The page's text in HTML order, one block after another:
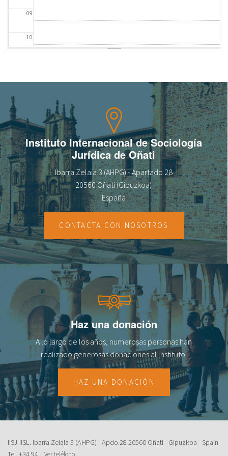
09
10
14
16
18
19
23
Instituto Internacional de Sociología
Jurídica de Oñati
Ibarra Zelaia 3 (AHPG) - Apartado 28
20560 Oñati (Gipuzkoa)
España
CONTACTA CON NOSOTROS
Haz una donación
A lo largo de los años, numerosas personas han
realizado generosas donaciones al lnstituto.
HAZ UNA DONACIÓN
IISJ-IISL. Ibarra Zelaia 3 (AHPG) - Apdo.28 20560 Oñati - Gipuzkoa - Spain
Tel. +34 94... Ver teléfono